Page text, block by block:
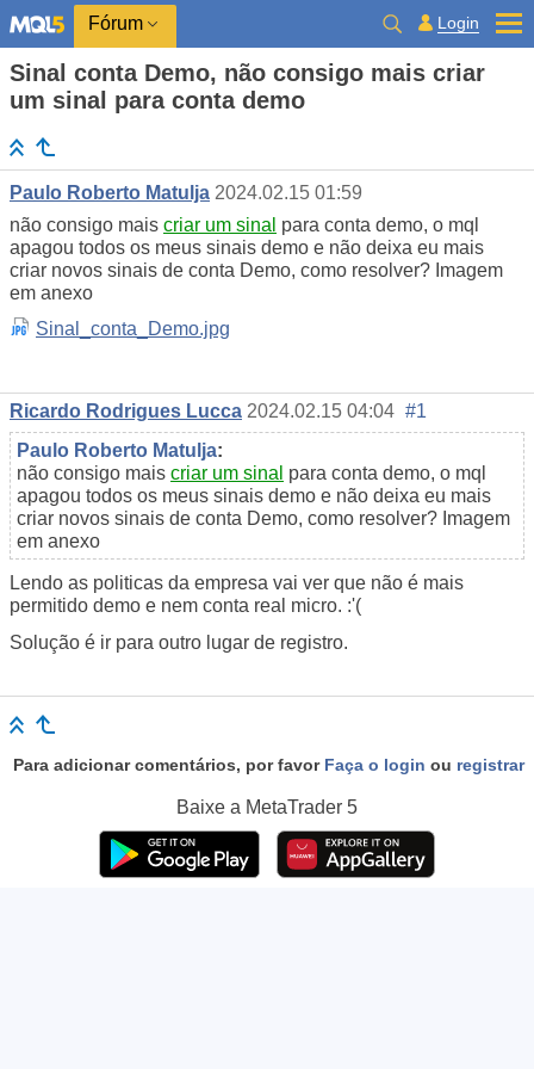
Fórum Login
Sinal conta Demo, não consigo mais criar
um sinal para conta demo
Paulo Roberto Matulja 2024.02.15 01:59
não consigo mais criar um sinal para conta demo, o mql
apagou todos os meus sinais demo e não deixa eu mais
criar novos sinais de conta Demo, como resolver? Imagem
em anexo
Sinal_conta_Demo.jpg
Ricardo Rodrigues Lucca 2024.02.15 04:04 #1
Paulo Roberto Matulja:
não consigo mais criar um sinal para conta demo, o mql
apagou todos os meus sinais demo e não deixa eu mais
criar novos sinais de conta Demo, como resolver? Imagem
em anexo
Lendo as politicas da empresa vai ver que não é mais
permitido demo e nem conta real micro. :'(
Solução é ir para outro lugar de registro.
Para adicionar comentários, por favor Faça o login ou registrar
Baixe a MetaTrader 5